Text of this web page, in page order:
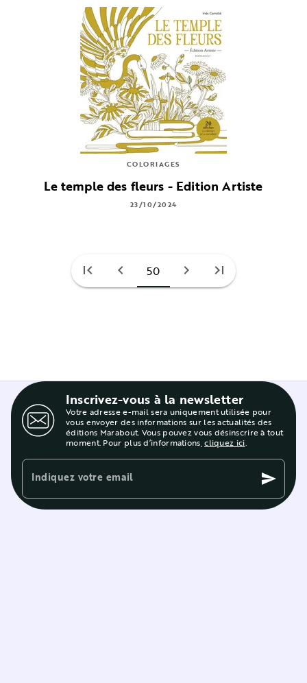
COLORIAGES
Le temple des fleurs - Edition Artiste
23/10/2024
first_page chevron_left 50 chevron_right last_page
Inscrivez-vous à la newsletter
Votre adresse e-mail sera uniquement utilisée pour
vous envoyer des informations sur les actualités des
éditions Marabout. Vous pouvez vous désinscrire à tout
moment. Pour plus d’informations,cliquez ici.
Indiquez votre email send